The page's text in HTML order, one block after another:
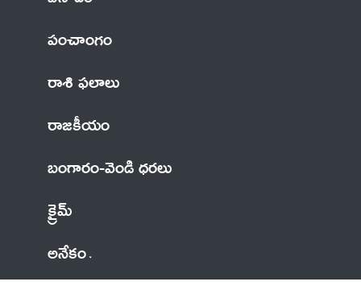
పంచాంగం
రాశి ఫలాలు
రాజకీయం
బంగారం-వెండి ధరలు
క్రైమ్
అనేకం